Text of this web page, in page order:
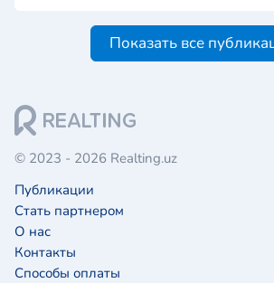
Показать все
© 2023 - 2026 Realting.uz
Публикации
Стать партнером
О нас
Контакты
Способы оплаты